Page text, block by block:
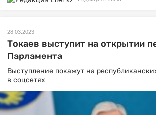
28.03.2023
Токаев выступит на открытии
Парламента
Выступление покажут на
в соцсетях.